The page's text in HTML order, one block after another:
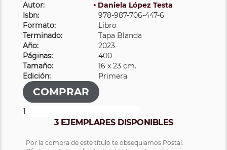
Autor:
Daniela López Testa
Isbn:
978-987-706-447-6
Formato:
Libro
Terminado:
Tapa Blanda
Año:
2023
Páginas:
400
Tamaño:
16 x 23 cm.
Edición:
Primera
3 EJEMPLARES DISPONIBLES
Por la compra de este título te obsequiamos Postal.